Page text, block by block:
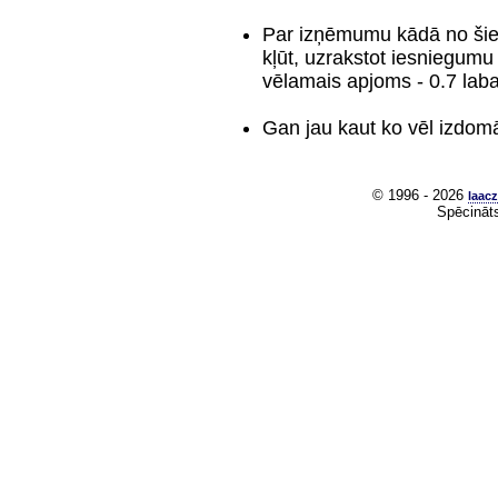
Par izņēmumu kādā no
kļūt, uzrakstot
vēlamais apjoms - 0.7
Gan jau kaut ko vēl
© 1996 - 2026 laacz